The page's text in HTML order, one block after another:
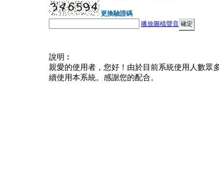
更換驗證碼
播放圖檔聲音
說明︰
親愛的使用者，您好！由於目前系統使用人數眾
續使用本系統。感謝您的配合。